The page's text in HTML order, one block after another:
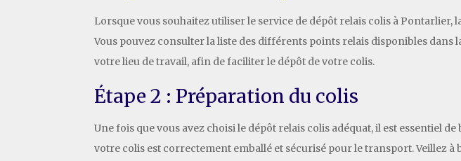
Lorsque vous souhaitez utiliser le service de dépôt relais colis à
Vous pouvez consulter la liste des différents points relais disponibles
votre lieu de travail, afin de faciliter le dépôt de votre colis.
Étape 2 : Préparation du colis
Une fois que vous avez choisi le dépôt relais colis adéquat, il est essentiel
votre colis est correctement emballé et sécurisé pour le transport. Veillez